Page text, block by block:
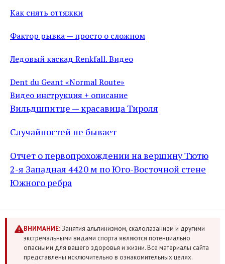
Как снять оттяжки
Фактор рывка — просто о сложном
Ледовый каскад Renkfall. Видео
Dent du Geant «Normal Route»
Видео инструкция + описание
Вильдшпитце — красавица Тироля
Случайностей не бывает
Отчет о первопрохождении на вершину Тютю
2-я Западная 4420 м по Юго-Восточной стене
Южного ребра
ВНИМАНИЕ:Занятия альпинизмом, скалолазанием и другими
экстремальными видами спорта являются потенциально
опасными для вашего здоровья и жизни. Все материалы сайта
представлены исключительно в ознакомительных целях.